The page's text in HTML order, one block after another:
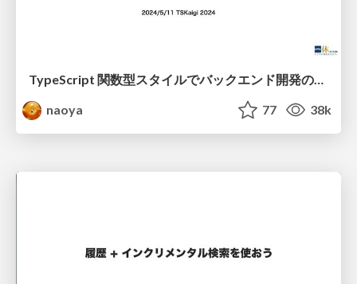
TypeScript 関数型スタイルでバックエンド開発のリアル
naoya
77 38k